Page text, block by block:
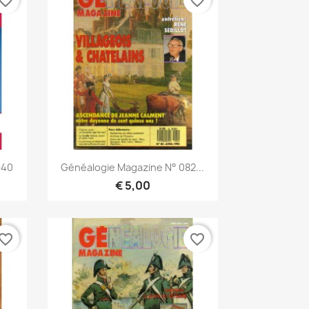
Snel bekijken
Généalogie Magazine N° 082...
€ 5,00
favorite_border